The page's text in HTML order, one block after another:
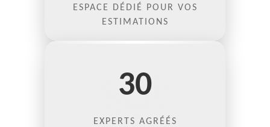
ESPACE DÉDIÉ POUR VOS
ESTIMATIONS
30
EXPERTS AGRÉÉS